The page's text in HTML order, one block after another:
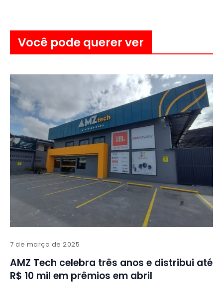
Você pode querer ver
7 de março de 2025
AMZ Tech celebra três anos e distribui até
R$ 10 mil em prêmios em abril